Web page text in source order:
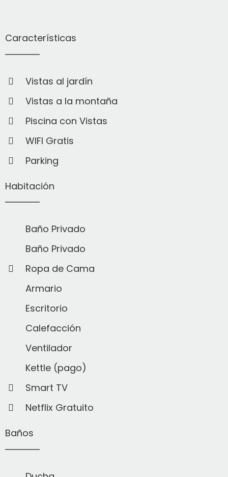
Características
Vistas al jardín
Vistas a la montaña
Piscina con Vistas
WIFI Gratis
Parking
Habitación
Baño Privado
Baño Privado
Ropa de Cama
Armario
Escritorio
Calefacción
Ventilador
Kettle (pago)
Smart TV
Netflix Gratuito
Baños